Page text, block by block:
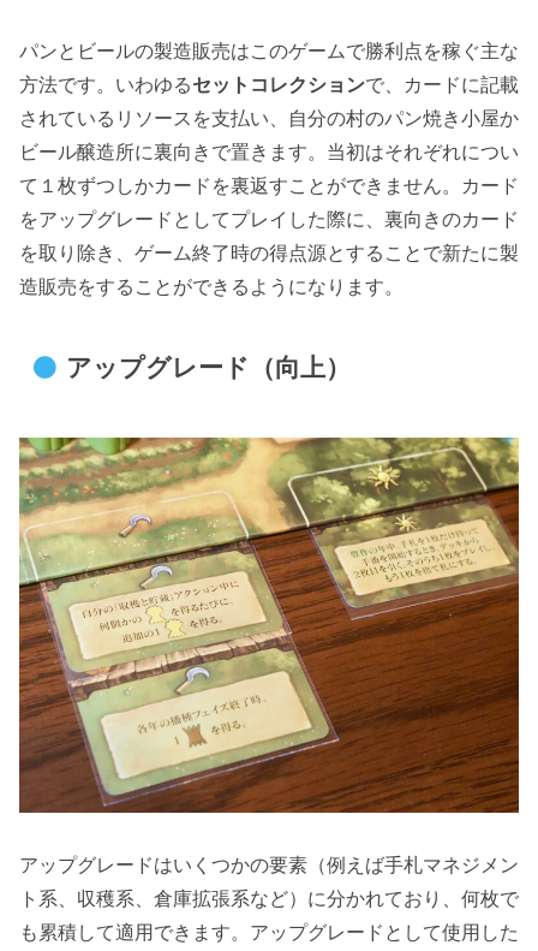
パンとビールの製造販売はこのゲームで勝利点を稼ぐ主な
方法です。いわゆるセットコレクションで、カードに記載
されているリソースを支払い、自分の村のパン焼き小屋か
ビール醸造所に裏向きで置きます。当初はそれぞれについ
て１枚ずつしかカードを裏返すことができません。カード
をアップグレードとしてプレイした際に、裏向きのカード
を取り除き、ゲーム終了時の得点源とすることで新たに製
造販売をすることができるようになります。
アップグレード（向上）
アップグレードはいくつかの要素（例えば手札マネジメン
ト系、収穫系、倉庫拡張系など）に分かれており、何枚で
も累積して適用できます。アップグレードとして使用した